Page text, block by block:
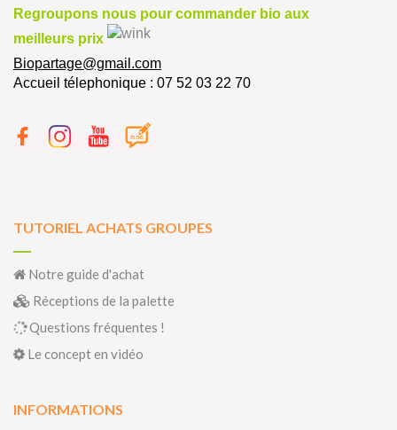
Regroupons nous pour commander bio aux
meilleurs prix
Biopartage@gmail.com
Accueil télephonique : 07 52 03 22 70
TUTORIEL ACHATS GROUPES
Notre guide d'achat
Réceptions de la palette
Questions fréquentes !
Le concept en vidéo
INFORMATIONS